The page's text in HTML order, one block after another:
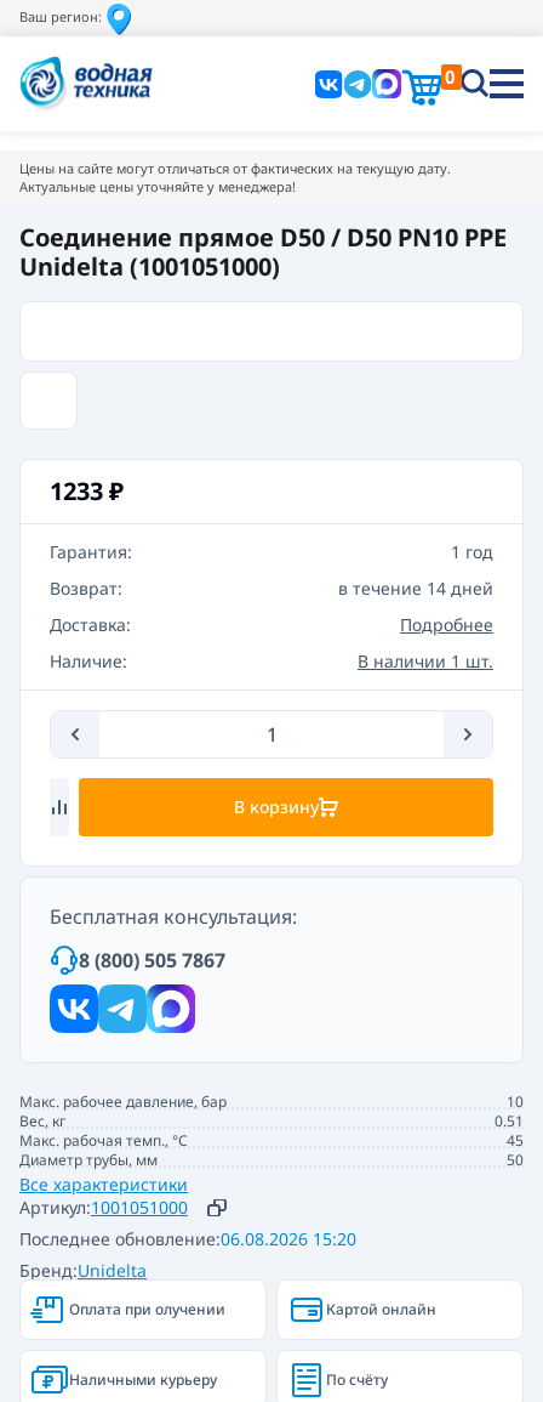
Ваш регион:
0
Цены на сайте могут отличаться от фактических на текущую дату.
Актуальные цены уточняйте у менеджера!
Соединение прямое D50 / D50 PN10 PPE
Unidelta (1001051000)
Артикул:1001051000
Бренд:Unidelta
Последнее обновление:06.08.2026 15:20
Макс. рабочее давление, бар
10
Вес, кг
0.51
Макс. рабочая темп., °С
45
Диаметр трубы, мм
50
Все характеристики
1233₽
Гарантия:
1 год
Возврат:
в течение 14 дней
Доставка:
Подробнее
Наличие:
В наличии 1 шт.
В корзину
Бесплатная консультация:
8 (800) 505 7867
Оплата при олучении Картой онлайн
Наличными курьеру По счёту